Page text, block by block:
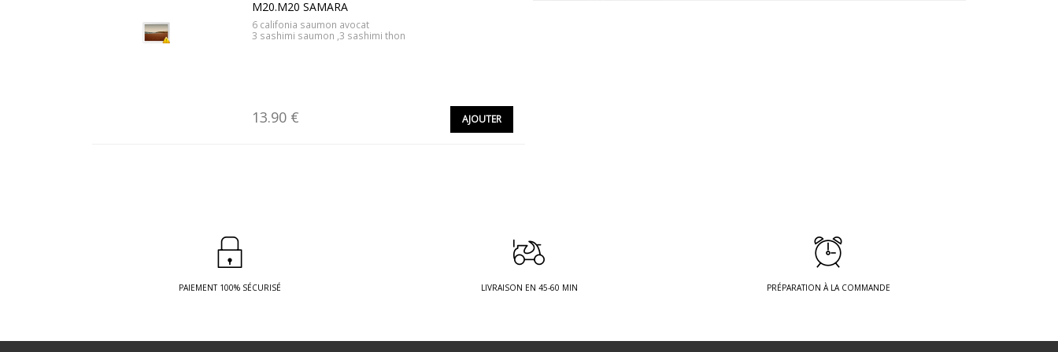
M20.M20 SAMARA
6 califonia saumon avocat
3 sashimi saumon ,3 sashimi thon
13.90 € AJOUTER
PAIEMENT 100% SÉCURISÉ LIVRAISON EN 45-60 MIN PRÉPARATION À LA COMMANDE